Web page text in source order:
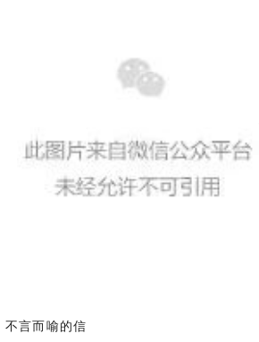
不言而喻的信